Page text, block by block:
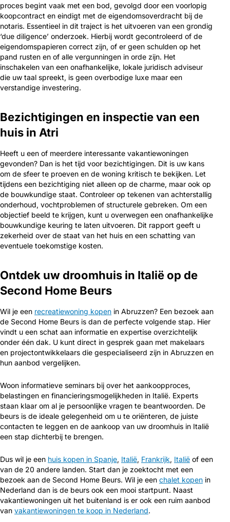
proces begint vaak met een bod, gevolgd door een voorlopig
koopcontract en eindigt met de eigendomsoverdracht bij de
notaris. Essentieel in dit traject is het uitvoeren van een grondig
‘due diligence’ onderzoek. Hierbij wordt gecontroleerd of de
eigendomspapieren correct zijn, of er geen schulden op het
pand rusten en of alle vergunningen in orde zijn. Het
inschakelen van een onafhankelijke, lokale juridisch adviseur
die uw taal spreekt, is geen overbodige luxe maar een
verstandige investering.
Bezichtigingen en inspectie van een
huis in Atri
Heeft u een of meerdere interessante vakantiewoningen
gevonden? Dan is het tijd voor bezichtigingen. Dit is uw kans
om de sfeer te proeven en de woning kritisch te bekijken. Let
tijdens een bezichtiging niet alleen op de charme, maar ook op
de bouwkundige staat. Controleer op tekenen van achterstallig
onderhoud, vochtproblemen of structurele gebreken. Om een
objectief beeld te krijgen, kunt u overwegen een onafhankelijke
bouwkundige keuring te laten uitvoeren. Dit rapport geeft u
zekerheid over de staat van het huis en een schatting van
eventuele toekomstige kosten.
Ontdek uw droomhuis in Italië op de
Second Home Beurs
Wil je een recreatiewoning kopen in Abruzzen? Een bezoek aan
de Second Home Beurs is dan de perfecte volgende stap. Hier
vindt u een schat aan informatie en expertise overzichtelijk
onder één dak. U kunt direct in gesprek gaan met makelaars
en projectontwikkelaars die gespecialiseerd zijn in Abruzzen en
hun aanbod vergelijken.
Woon informatieve seminars bij over het aankoopproces,
belastingen en financieringsmogelijkheden in Italië. Experts
staan klaar om al je persoonlijke vragen te beantwoorden. De
beurs is de ideale gelegenheid om u te oriënteren, de juiste
contacten te leggen en de aankoop van uw droomhuis in Italië
een stap dichterbij te brengen.
Dus wil je een huis kopen in Spanje, Italië, Frankrijk, Italië of een
van de 20 andere landen. Start dan je zoektocht met een
bezoek aan de Second Home Beurs. Wil je een chalet kopen in
Nederland dan is de beurs ook een mooi startpunt. Naast
vakantiewoningen uit het buitenland is er ook een ruim aanbod
van vakantiewoningen te koop in Nederland.